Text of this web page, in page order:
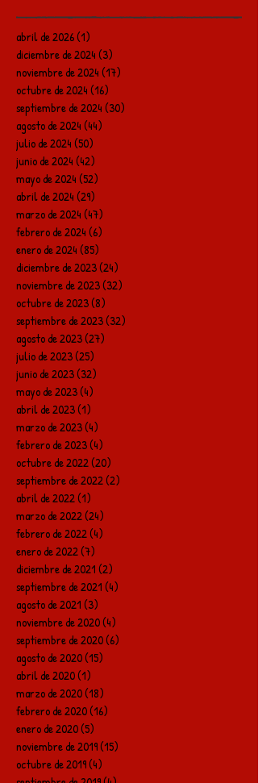
abril de 2026(1)
diciembre de 2024(3)
noviembre de 2024(17)
octubre de 2024(16)
septiembre de 2024(30)
agosto de 2024(44)
julio de 2024(50)
junio de 2024(42)
mayo de 2024(52)
abril de 2024(29)
marzo de 2024(47)
febrero de 2024(6)
enero de 2024(85)
diciembre de 2023(24)
noviembre de 2023(32)
octubre de 2023(8)
septiembre de 2023(32)
agosto de 2023(27)
julio de 2023(25)
junio de 2023(32)
mayo de 2023(4)
abril de 2023(1)
marzo de 2023(4)
febrero de 2023(4)
octubre de 2022(20)
septiembre de 2022(2)
abril de 2022(1)
marzo de 2022(24)
febrero de 2022(4)
enero de 2022(7)
diciembre de 2021(2)
septiembre de 2021(4)
agosto de 2021(3)
noviembre de 2020(4)
septiembre de 2020(6)
agosto de 2020(15)
abril de 2020(1)
marzo de 2020(18)
febrero de 2020(16)
enero de 2020(5)
noviembre de 2019(15)
octubre de 2019(4)